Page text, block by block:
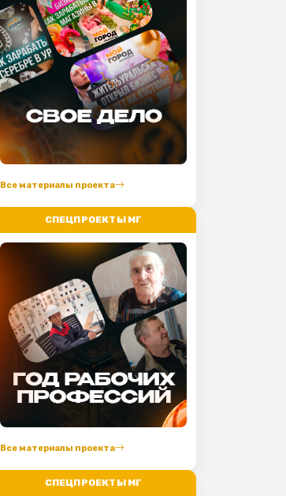
Все материалы проекта
СПЕЦПРОЕКТЫ МГ
Все материалы проекта
СПЕЦПРОЕКТЫ МГ